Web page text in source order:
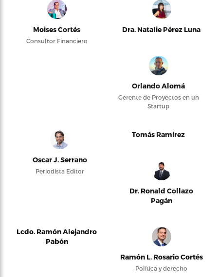
Moises Cortés
Consultor Financiero
Dra. Natalie Pérez Luna
Orlando Alomá
Gerente de Proyectos en un
Startup
Oscar J. Serrano
Periodista Editor
Tomás Ramírez
Dr. Ronald Collazo
Pagán
Lcdo. Ramón Alejandro
Pabón
Ramón L. Rosario Cortés
Política y derecho